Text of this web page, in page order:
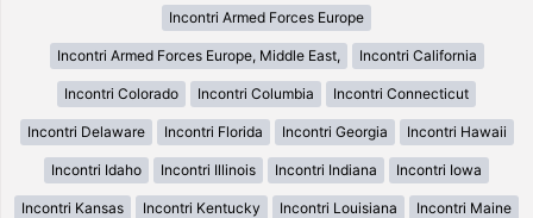
Incontri Armed Forces Europe
Incontri Armed Forces Europe, Middle East, Incontri California
Incontri Colorado Incontri Columbia Incontri Connecticut
Incontri Delaware Incontri Florida Incontri Georgia Incontri Hawaii
Incontri Idaho Incontri Illinois Incontri Indiana Incontri Iowa
Incontri Kansas Incontri Kentucky Incontri Louisiana Incontri Maine